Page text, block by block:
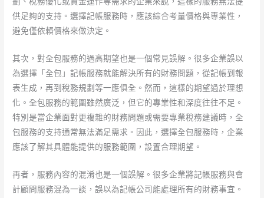
供足夠的支持。選擇記帳服務時，應該綜合考量價格與專業性，
避免僅依賴價格來做決定。
其次，對全包服務的過高期望也是一個常見誤解。很多企業誤以
為選擇「全包」記帳服務就能解決所有的財務問題，從記帳到報
表生成，再到稅務規劃等一應俱全。然而，這樣的期望過於理想
化。全包服務的範圍雖然廣泛，但它的專業性和深度往往不足。
特別是當企業面對更複雜的財務問題或需要專業稅務建議時，全
包服務的支持通常無法滿足需求。因此，選擇全包服務時，企業
應該了解其具體能提供的服務範圍，設置合理期望。
再者，服務內容的混淆也是一個誤解。很多企業將記帳服務與會
計顧問服務混為一談，誤以為記帳公司能處理所有的財務事宜。